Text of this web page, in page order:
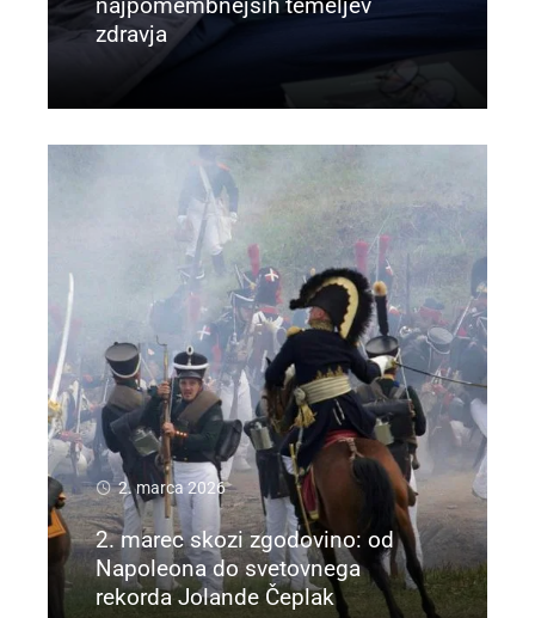
zdravja
Preberi več
2. marca 2026
2. marec skozi zgodovino: od
Napoleona do svetovnega
rekorda Jolande Čeplak